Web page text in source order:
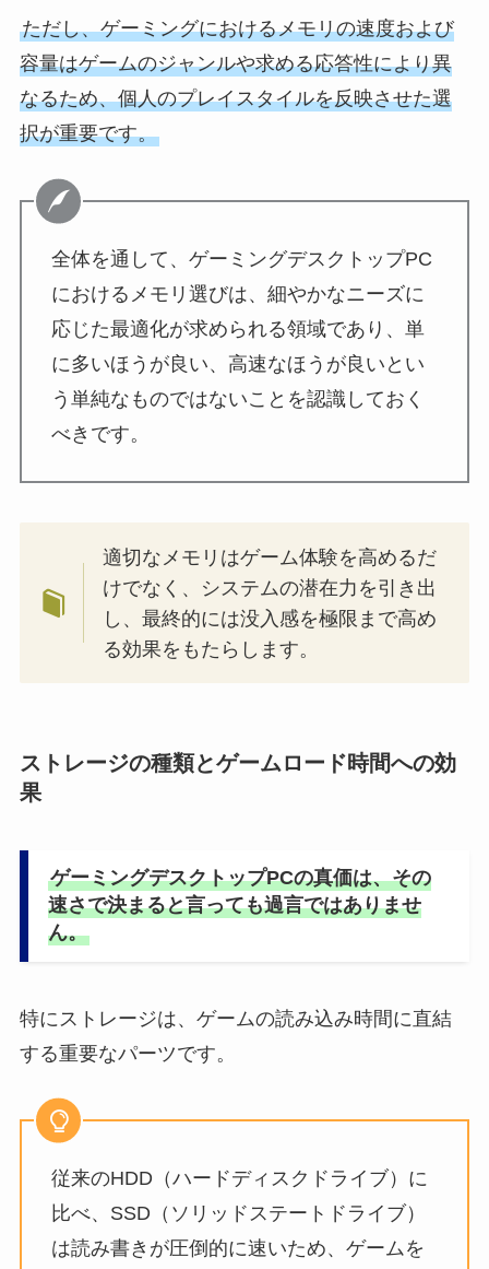
ただし、ゲーミングにおけるメモリの速度および
容量はゲームのジャンルや求める応答性により異
なるため、個人のプレイスタイルを反映させた選
択が重要です。
全体を通して、ゲーミングデスクトップPC
におけるメモリ選びは、細やかなニーズに
応じた最適化が求められる領域であり、単
に多いほうが良い、高速なほうが良いとい
う単純なものではないことを認識しておく
べきです。
適切なメモリはゲーム体験を高めるだ
けでなく、システムの潜在力を引き出
し、最終的には没入感を極限まで高め
る効果をもたらします。
ストレージの種類とゲームロード時間への効
果
ゲーミングデスクトップPCの真価は、その
速さで決まると言っても過言ではありませ
ん。
特にストレージは、ゲームの読み込み時間に直結
する重要なパーツです。
従来のHDD（ハードディスクドライブ）に
比べ、SSD（ソリッドステートドライブ）
は読み書きが圧倒的に速いため、ゲームを